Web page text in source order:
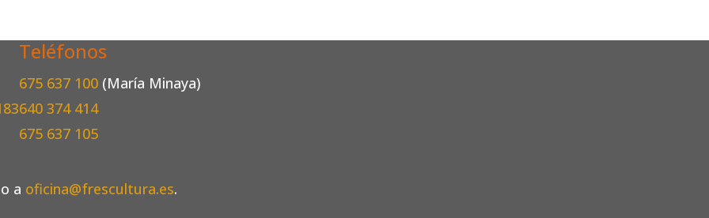
Teléfonos
675 637 100 (María Minaya)
640 374 414
675 637 105
a oficina@frescultura.es.